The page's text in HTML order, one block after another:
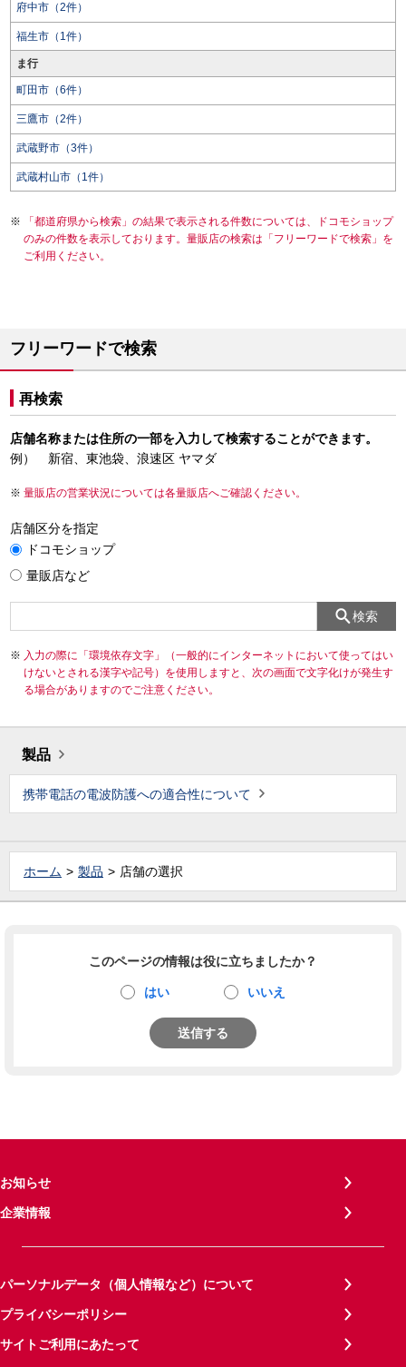
府中市（2件）
福生市（1件）
ま行
町田市（6件）
三鷹市（2件）
武蔵野市（3件）
武蔵村山市（1件）
「都道府県から検索」の結果で表示される件数については、ドコモショップ
のみの件数を表示しております。量販店の検索は「フリーワードで検索」を
ご利用ください。
フリーワードで検索
再検索
店舗名称または住所の一部を入力して検索することができます。
例） 新宿、東池袋、浪速区 ヤマダ
量販店の営業状況については各量販店へご確認ください。
店舗区分を指定
ドコモショップ
量販店など
検索
入力の際に「環境依存文字」（一般的にインターネットにおいて使ってはい
けないとされる漢字や記号）を使用しますと、次の画面で文字化けが発生す
る場合がありますのでご注意ください。
製品
携帯電話の電波防護への適合性について
ホーム 製品 店舗の選択
このページの情報は役に立ちましたか？
はい いいえ
送信する
お知らせ
企業情報
パーソナルデータ（個人情報など）について
プライバシーポリシー
サイトご利用にあたって